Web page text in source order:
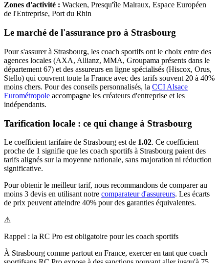
Zones d'activité : Wacken, Presqu'île Malraux, Espace Européen
de l'Entreprise, Port du Rhin
Le marché de l'assurance pro à Strasbourg
Pour s'assurer à Strasbourg, les coach sportifs ont le choix entre des
agences locales (AXA, Allianz, MMA, Groupama présents dans le
département 67) et des assureurs en ligne spécialisés (Hiscox, Orus,
Stello) qui couvrent toute la France avec des tarifs souvent 20 à 40%
moins chers. Pour des conseils personnalisés, la CCI Alsace
Eurométropole accompagne les créateurs d'entreprise et les
indépendants.
Tarification locale : ce qui change à Strasbourg
Le coefficient tarifaire de Strasbourg est de 1.02. Ce coefficient
proche de 1 signifie que les coach sportifs à Strasbourg paient des
tarifs alignés sur la moyenne nationale, sans majoration ni réduction
significative.
Pour obtenir le meilleur tarif, nous recommandons de comparer au
moins 3 devis en utilisant notre comparateur d'assureurs. Les écarts
de prix peuvent atteindre 40% pour des garanties équivalentes.
⚠
Rappel : la RC Pro est obligatoire pour les coach sportifs
À Strasbourg comme partout en France, exercer en tant que coach